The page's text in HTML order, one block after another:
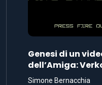
Genesi di un
dell’Amiga:
Simone Bernacchia